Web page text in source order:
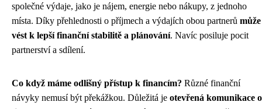
společné výdaje, jako je nájem, energie nebo nákupy, z jednoho
místa. Díky přehlednosti o příjmech a výdajích obou partnerů může
vést k lepší finanční stabilitě a plánování. Navíc posiluje pocit
partnerství a sdílení.
Co když máme odlišný přístup k financím? Různé finanční
návyky nemusí být překážkou. Důležitá je otevřená komunikace o